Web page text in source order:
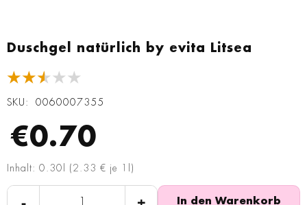
Duschgel natürlich by evita Litsea
★★★★★
SKU 0060007355
€0.70
Inhalt: 0.30l (2.33 € je 1l)
In den Warenkorb
Anfang
Bildgalerie